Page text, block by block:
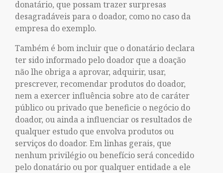
donatário, que possam trazer surpresas
desagradáveis para o doador, como no caso da
empresa do exemplo.
Também é bom incluir que o donatário declara
ter sido informado pelo doador que a doação
não lhe obriga a aprovar, adquirir, usar,
prescrever, recomendar produtos do doador,
nem a exercer influência sobre ato de caráter
público ou privado que beneficie o negócio do
doador, ou ainda a influenciar os resultados de
qualquer estudo que envolva produtos ou
serviços do doador. Em linhas gerais, que
nenhum privilégio ou benefício será concedido
pelo donatário ou por qualquer entidade a ele